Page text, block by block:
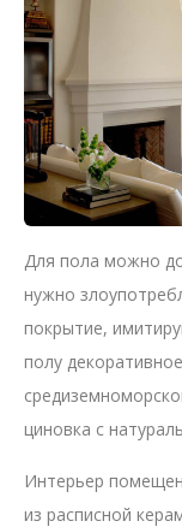
Для пола можно
нужно
покрытие,
полу
циновка с
Интерьер
из расписной